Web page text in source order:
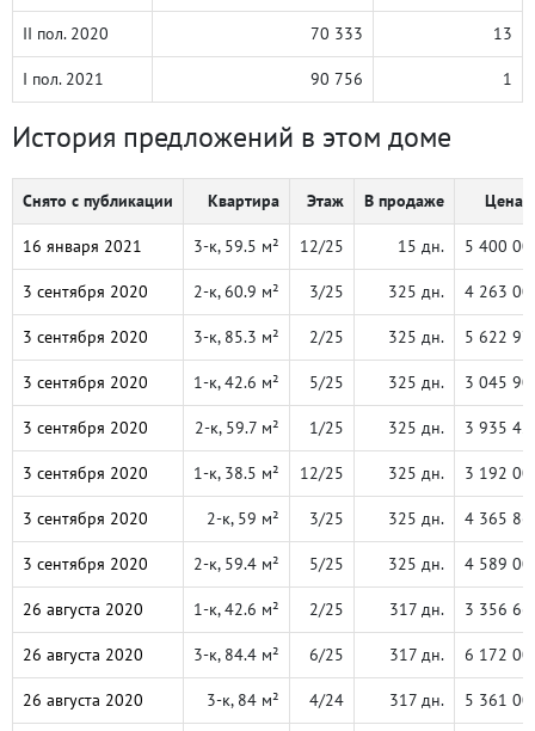
II пол. 2020 70 333 13
I пол. 2021 90 756 1
История предложений в этом доме
Снято с публикации Квартира Этаж В продаже Цена,
16 января 2021 3-к, 59.5 м² 12/25 15 дн. 5 400
3 сентября 2020 2-к, 60.9 м² 3/25 325 дн. 4 263
3 сентября 2020 3-к, 85.3 м² 2/25 325 дн. 5 622
3 сентября 2020 1-к, 42.6 м² 5/25 325 дн. 3 045
3 сентября 2020 2-к, 59.7 м² 1/25 325 дн. 3 935
3 сентября 2020 1-к, 38.5 м² 12/25 325 дн. 3 192
3 сентября 2020 2-к, 59 м² 3/25 325 дн. 4 365
3 сентября 2020 2-к, 59.4 м² 5/25 325 дн. 4 589
26 августа 2020 1-к, 42.6 м² 2/25 317 дн. 3 356
26 августа 2020 3-к, 84.4 м² 6/25 317 дн. 6 172
26 августа 2020 3-к, 84 м² 4/24 317 дн. 5 361